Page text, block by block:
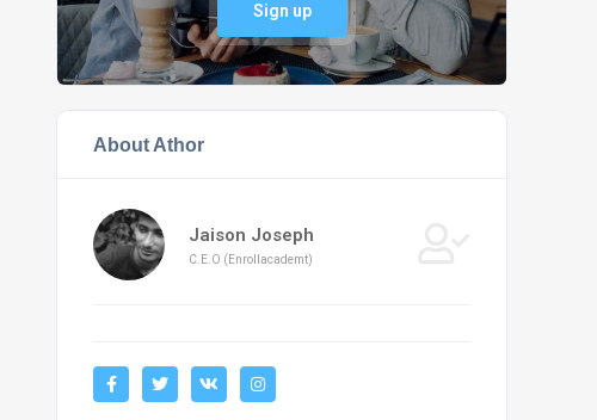
Sign up
About Athor
Jaison Joseph
C.E.O (Enrollacademt)